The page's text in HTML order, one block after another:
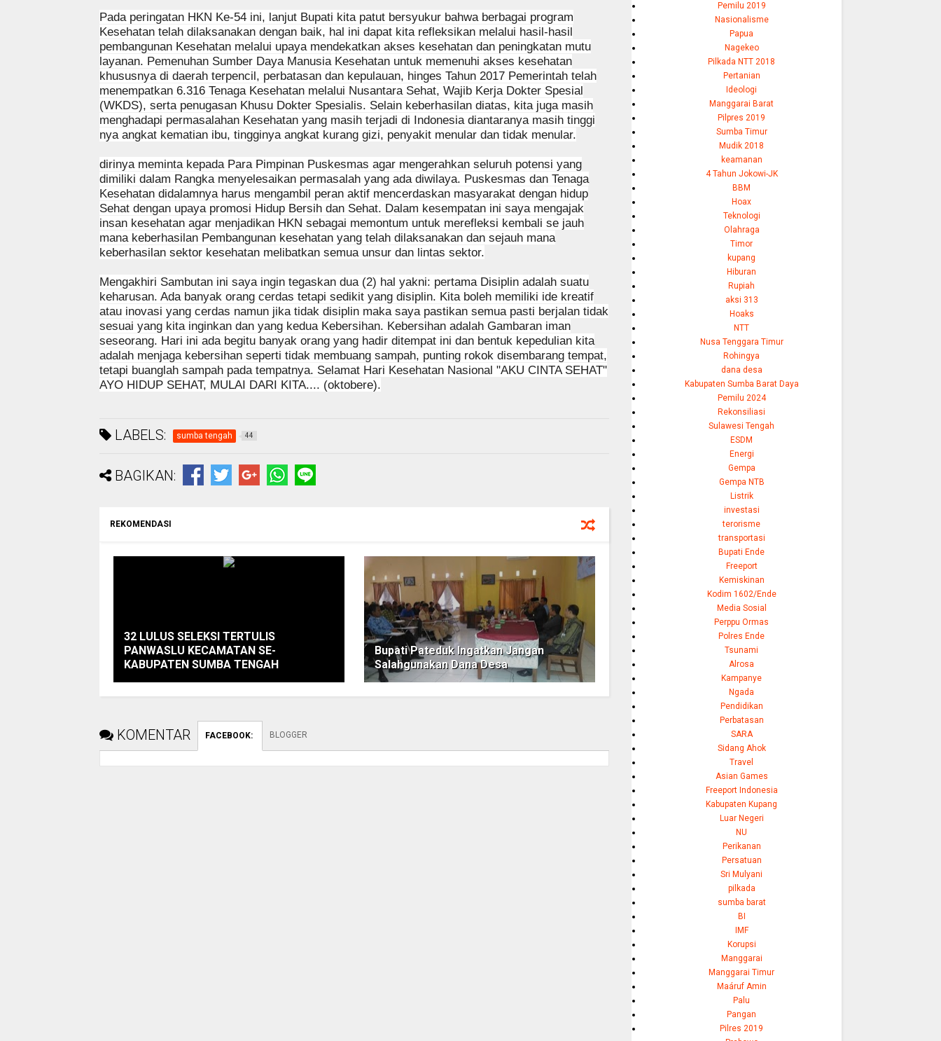
Pada peringatan HKN Ke-54 ini, lanjut Bupati kita patut bersyukur bahwa berbagai program
Kesehatan telah dilaksanakan dengan baik, hal ini dapat kita refleksikan melalui hasil-hasil
pembangunan Kesehatan melalui upaya mendekatkan akses kesehatan dan peningkatan mutu
layanan. Pemenuhan Sumber Daya Manusia Kesehatan untuk memenuhi akses kesehatan
khususnya di daerah terpencil, perbatasan dan kepulauan, hinges Tahun 2017 Pemerintah telah
menempatkan 6.316 Tenaga Kesehatan melalui Nusantara Sehat, Wajib Kerja Dokter Spesial
(WKDS), serta penugasan Khusu Dokter Spesialis. Selain keberhasilan diatas, kita juga masih
menghadapi permasalahan Kesehatan yang masih terjadi di Indonesia diantaranya masih tinggi
nya angkat kematian ibu, tingginya angkat kurang gizi, penyakit menular dan tidak menular.
dirinya meminta kepada Para Pimpinan Puskesmas agar mengerahkan seluruh potensi yang
dimiliki dalam Rangka menyelesaikan permasalah yang ada diwilaya. Puskesmas dan Tenaga
Kesehatan didalamnya harus mengambil peran aktif mencerdaskan masyarakat dengan hidup
Sehat dengan upaya promosi Hidup Bersih dan Sehat. Dalam kesempatan ini saya mengajak
insan kesehatan agar menjadikan HKN sebagai memontum untuk merefleksi kembali se jauh
mana keberhasilan Pembangunan kesehatan yang telah dilaksanakan dan sejauh mana
keberhasilan sektor kesehatan melibatkan semua unsur dan lintas sektor.
Mengakhiri Sambutan ini saya ingin tegaskan dua (2) hal yakni: pertama Disiplin adalah suatu
keharusan. Ada banyak orang cerdas tetapi sedikit yang disiplin. Kita boleh memiliki ide kreatif
atau inovasi yang cerdas namun jika tidak disiplin maka saya pastikan semua pasti berjalan tidak
sesuai yang kita inginkan dan yang kedua Kebersihan. Kebersihan adalah Gambaran iman
seseorang. Hari ini ada begitu banyak orang yang hadir ditempat ini dan bentuk kepedulian kita
adalah menjaga kebersihan seperti tidak membuang sampah, punting rokok disembarang tempat,
tetapi buanglah sampah pada tempatnya. Selamat Hari Kesehatan Nasional "AKU CINTA SEHAT"
AYO HIDUP SEHAT, MULAI DARI KITA.... (oktobere).
LABELS: sumba tengah 44
BAGIKAN:
REKOMENDASI
32 LULUS SELEKSI TERTULIS
PANWASLU KECAMATAN SE-
KABUPATEN SUMBA TENGAH
Bupati Pateduk Ingatkan Jangan
Salahgunakan Dana Desa
KOMENTAR FACEBOOK: BLOGGER
Pemilu 2019
Nasionalisme
Papua
Nagekeo
Pilkada NTT 2018
Pertanian
Ideologi
Manggarai Barat
Pilpres 2019
Sumba Timur
Mudik 2018
keamanan
4 Tahun Jokowi-JK
BBM
Hoax
Teknologi
Olahraga
Timor
kupang
Hiburan
Rupiah
aksi 313
Hoaks
NTT
Nusa Tenggara Timur
Rohingya
dana desa
Kabupaten Sumba Barat Daya
Pemilu 2024
Rekonsiliasi
Sulawesi Tengah
ESDM
Energi
Gempa
Gempa NTB
Listrik
investasi
terorisme
transportasi
Bupati Ende
Freeport
Kemiskinan
Kodim 1602/Ende
Media Sosial
Perppu Ormas
Polres Ende
Tsunami
Alrosa
Kampanye
Ngada
Pendidikan
Perbatasan
SARA
Sidang Ahok
Travel
Asian Games
Freeport Indonesia
Kabupaten Kupang
Luar Negeri
NU
Perikanan
Persatuan
Sri Mulyani
pilkada
sumba barat
BI
IMF
Korupsi
Manggarai
Manggarai Timur
Maáruf Amin
Palu
Pangan
Pilres 2019